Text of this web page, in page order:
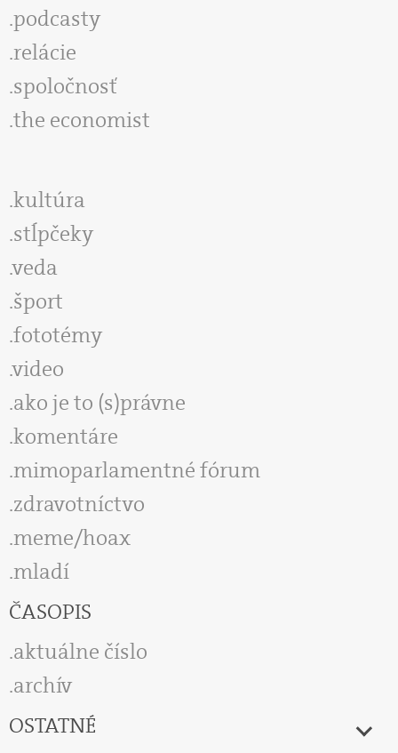
podcasty
relácie
spoločnosť
the economist
kultúra
stĺpčeky
veda
šport
fototémy
video
ako je to (s)právne
komentáre
mimoparlamentné fórum
zdravotníctvo
meme/hoax
mladí
ČASOPIS
aktuálne číslo
archív
OSTATNÉ